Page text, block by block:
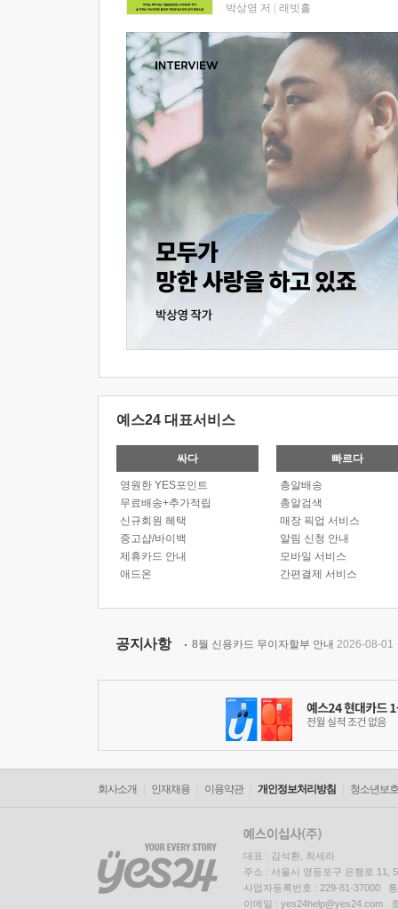
박상영 저 래빗홀
예스24 대표서비스
싸다
영원한 YES포인트
무료배송+추가적립
신규회원 혜택
중고샵/바이백
제휴카드 안내
애드온
빠르다
총알배송
총알검색
매장 픽업 서비스
알림 신청 안내
모바일 서비스
간편결제 서비스
공지사항 8월 신용카드 무이자할부 안내 2026-08-01
회사소개 인재채용 이용약관 개인정보처리방침 청소년보
대표 : 김석환, 최세라
주소 : 서울시 영등포구 은행로 11,
사업자등록번호 : 229-81-37000
이메일 : yes24help@yes24.com